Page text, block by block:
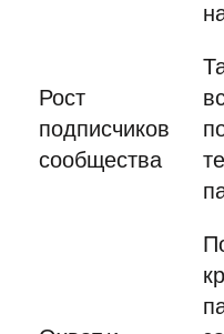
Рост
подписчиков
сообщества